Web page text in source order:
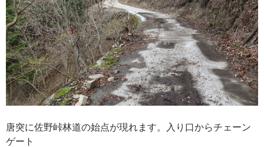
唐突に佐野峠林道の始点が現れます。入り口からチェーン
ゲート